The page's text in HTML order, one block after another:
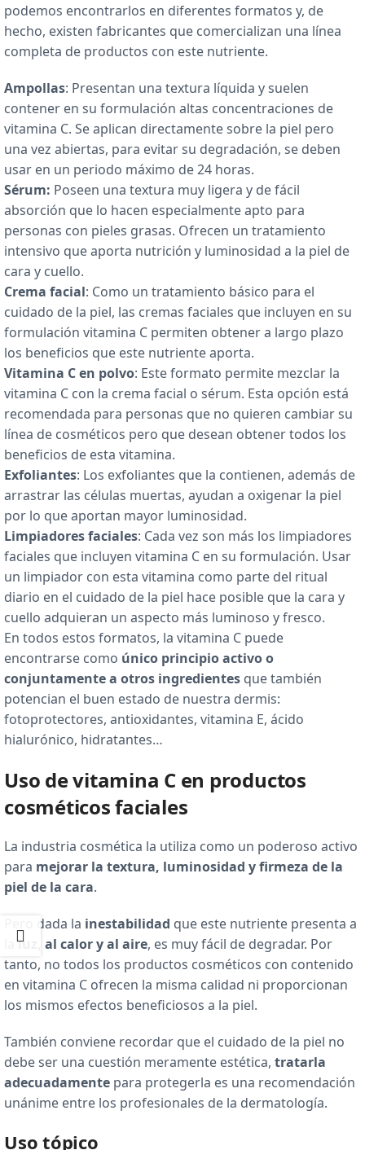
podemos encontrarlos en diferentes formatos y, de
hecho, existen fabricantes que comercializan una línea
completa de productos con este nutriente.
Ampollas: Presentan una textura líquida y suelen
contener en su formulación altas concentraciones de
vitamina C. Se aplican directamente sobre la piel pero
una vez abiertas, para evitar su degradación, se deben
usar en un periodo máximo de 24 horas.
Sérum: Poseen una textura muy ligera y de fácil
absorción que lo hacen especialmente apto para
personas con pieles grasas. Ofrecen un tratamiento
intensivo que aporta nutrición y luminosidad a la piel de
cara y cuello.
Crema facial: Como un tratamiento básico para el
cuidado de la piel, las cremas faciales que incluyen en su
formulación vitamina C permiten obtener a largo plazo
los beneficios que este nutriente aporta.
Vitamina C en polvo: Este formato permite mezclar la
vitamina C con la crema facial o sérum. Esta opción está
recomendada para personas que no quieren cambiar su
línea de cosméticos pero que desean obtener todos los
beneficios de esta vitamina.
Exfoliantes: Los exfoliantes que la contienen, además de
arrastrar las células muertas, ayudan a oxigenar la piel
por lo que aportan mayor luminosidad.
Limpiadores faciales: Cada vez son más los limpiadores
faciales que incluyen vitamina C en su formulación. Usar
un limpiador con esta vitamina como parte del ritual
diario en el cuidado de la piel hace posible que la cara y
cuello adquieran un aspecto más luminoso y fresco.
En todos estos formatos, la vitamina C puede
encontrarse como único principio activo o
conjuntamente a otros ingredientes que también
potencian el buen estado de nuestra dermis:
fotoprotectores, antioxidantes, vitamina E, ácido
hialurónico, hidratantes…
Uso de vitamina C en productos
cosméticos faciales
La industria cosmética la utiliza como un poderoso activo
para mejorar la textura, luminosidad y firmeza de la
piel de la cara.
Pero dada la inestabilidad que este nutriente presenta a
luz, al calor y al aire, es muy fácil de degradar. Por
tanto, no todos los productos cosméticos con contenido
en vitamina C ofrecen la misma calidad ni proporcionan
los mismos efectos beneficiosos a la piel.
También conviene recordar que el cuidado de la piel no
debe ser una cuestión meramente estética, tratarla
adecuadamente para protegerla es una recomendación
unánime entre los profesionales de la dermatología.
Uso tópico